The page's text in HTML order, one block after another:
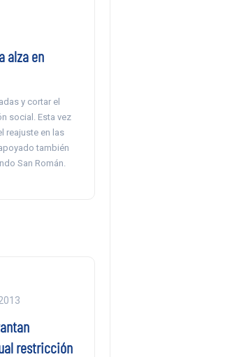
alza en
y cortar el
social. Esta vez
reajuste en las
también
San Román.
restricción